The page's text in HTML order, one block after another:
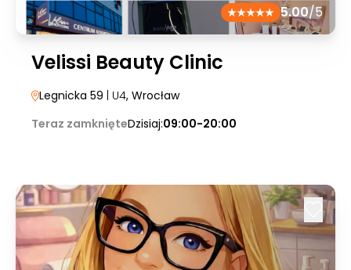
5.00/5
Velissi Beauty Clinic
Legnicka 59 | U4, Wrocław
Teraz zamknięteDzisiaj:09:00-20:00